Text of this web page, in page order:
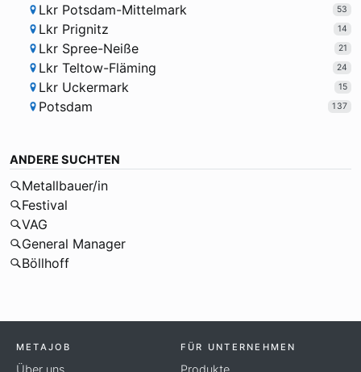
Lkr Potsdam-Mittelmark 53
Lkr Prignitz 14
Lkr Spree-Neiße 21
Lkr Teltow-Fläming 24
Lkr Uckermark 15
Potsdam 137
ANDERE SUCHTEN
Metallbauer/in
Festival
VAG
General Manager
Böllhoff
METAJOB FÜR UNTERNEHMEN